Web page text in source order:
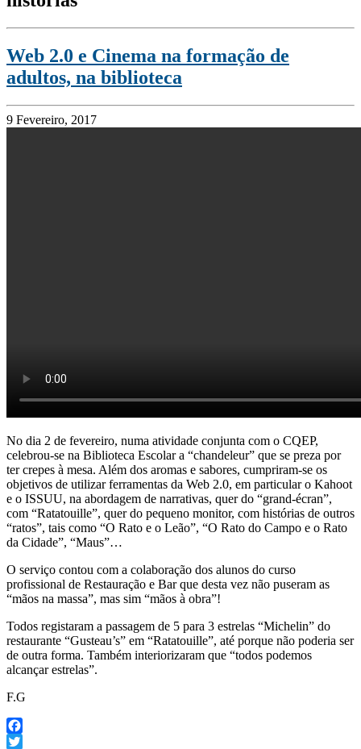
Web 2.0 e Cinema na formação de
adultos, na biblioteca
9 Fevereiro, 2017
No dia 2 de fevereiro, numa atividade conjunta com o CQEP,
celebrou-se na Biblioteca Escolar a “chandeleur” que se preza por
ter crepes à mesa. Além dos aromas e sabores, cumpriram-se os
objetivos de utilizar ferramentas da Web 2.0, em particular o Kahoot
e o ISSUU, na abordagem de narrativas, quer do “grand-écran”,
com “Ratatouille”, quer do pequeno monitor, com histórias de outros
“ratos”, tais como “O Rato e o Leão”, “O Rato do Campo e o Rato
da Cidade”, “Maus”…
O serviço contou com a colaboração dos alunos do curso
profissional de Restauração e Bar que desta vez não puseram as
“mãos na massa”, mas sim “mãos à obra”!
Todos registaram a passagem de 5 para 3 estrelas “Michelin” do
restaurante “Gusteau’s” em “Ratatouille”, até porque não poderia ser
de outra forma. Também interiorizaram que “todos podemos
alcançar estrelas”.
F.G
Facebook